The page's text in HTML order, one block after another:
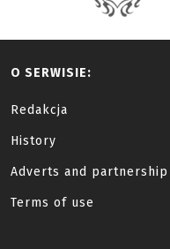
O SERWISIE:
Redakcja
History
Adverts and partnership
Terms of use